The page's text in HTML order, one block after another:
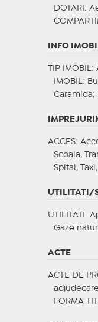
DOTARI :
INFO
TIP IMOBIL :
IMOBIL
:
Caramida;
ACCES:
Scoala,
Spital,
UTILITATI/
UTILITATI :
Gaze
ACTE
ACTE DE
FORMA